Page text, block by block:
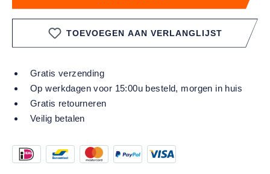
TOEVOEGEN AAN VERLANGLIJST
Gratis verzending
Op werkdagen voor 15:00u besteld, morgen in huis
Gratis retourneren
Veilig betalen